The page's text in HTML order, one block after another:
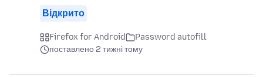
Відкрито
Firefox for Android
Password autofill
поставлено 2 тижні тому